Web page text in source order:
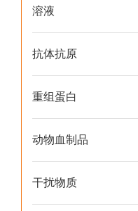
溶液
抗体抗原
重组蛋白
动物血制品
干扰物质